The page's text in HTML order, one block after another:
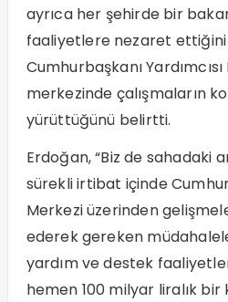
ayrıca her şehirde bir
faaliyetlere nezaret
Cumhurbaşkanı
merkezinde çalışmaların
yürüttüğünü belirtti.
Erdoğan, “Biz de sahadaki
sürekli irtibat içinde
Merkezi üzerinden
ederek gereken
yardım ve destek
hemen 100 milyar liralık bir